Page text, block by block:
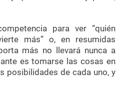
para ver “quién
más” o, en resumidas
más no llevará nunca a
es tomarse las cosas en
posibilidades de cada uno, y